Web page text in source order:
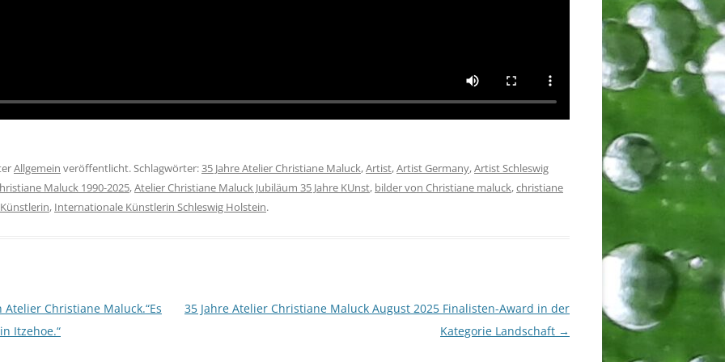
Allgemein veröffentlicht. Schlagwörter:35 Jahre Atelier Christiane Maluck,Artist,Artist Germany,Artist Schleswig
Maluck 1990-2025,Atelier Christiane Maluck Jubiläum 35 Jahre KUnst, bilder von Christiane maluck,christiane
, Internationale Künstlerin Schleswig Holstein.
Christiane Maluck.“Es
Itzehoe.“
35 Jahre Atelier Christiane Maluck August 2025 Finalisten-Award in der
Kategorie Landschaft →